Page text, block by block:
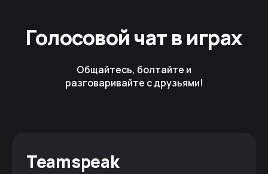
Голосовой чат в играх
Общайтесь, болтайте и
разговаривайте с друзьями!
Teamspeak